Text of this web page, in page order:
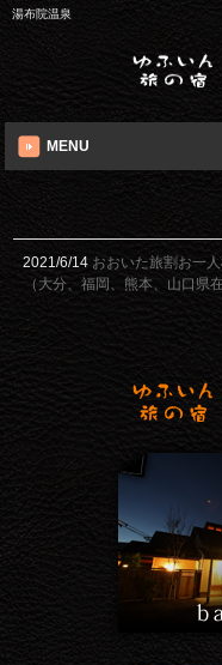
湯布院温泉
MENU
2021/6/14 おおいた旅割お一
（大分、福岡、熊本、山口県